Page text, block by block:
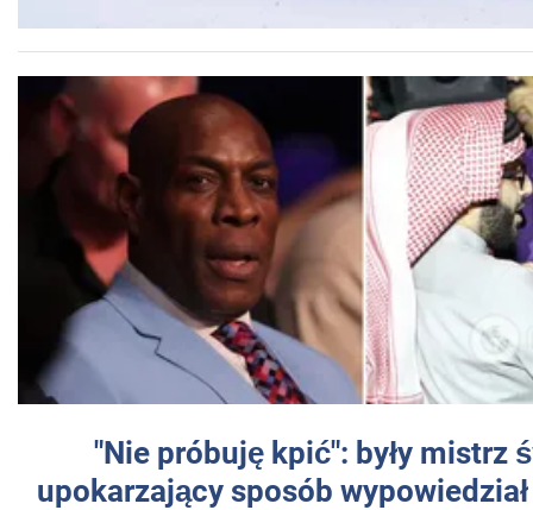
"Nie próbuję kpić": były mistrz
upokarzający sposób